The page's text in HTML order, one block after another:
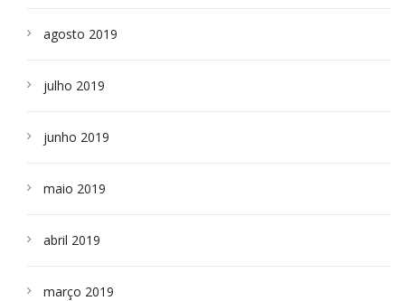
agosto 2019
julho 2019
junho 2019
maio 2019
abril 2019
março 2019